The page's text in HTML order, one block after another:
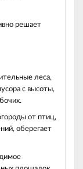
решает
леса,
с высоты,
от птиц,
оберегает